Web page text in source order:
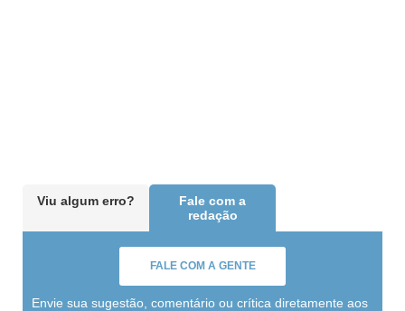
Viu algum erro?
Fale com a
redação
FALE COM A GENTE
Envie sua sugestão, comentário ou crítica diretamente aos